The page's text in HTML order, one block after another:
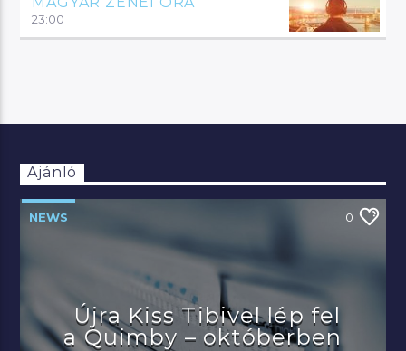
23:00
Ajánló
NEWS 0
Újra Kiss Tibivel lép fel
a Quimby – októberben